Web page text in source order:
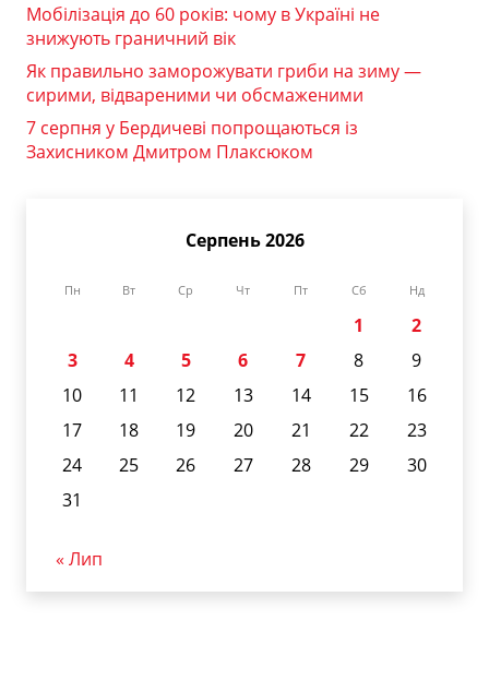
Мобілізація до 60 років: чому в Україні не
знижують граничний вік
Як правильно заморожувати гриби на зиму —
сирими, відвареними чи обсмаженими
7 серпня у Бердичеві попрощаються із
Захисником Дмитром Плаксюком
Серпень 2026
Пн Вт Ср Чт Пт Сб Нд
1
2
3
4 5 6 7 8
9
10
11 12 13 14 15
16
17
18 19 20 21 22
23
24
25 26 27 28 29
30
31
« Лип